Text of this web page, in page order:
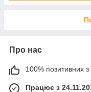
Про нас
100% позитивних з
Працює з